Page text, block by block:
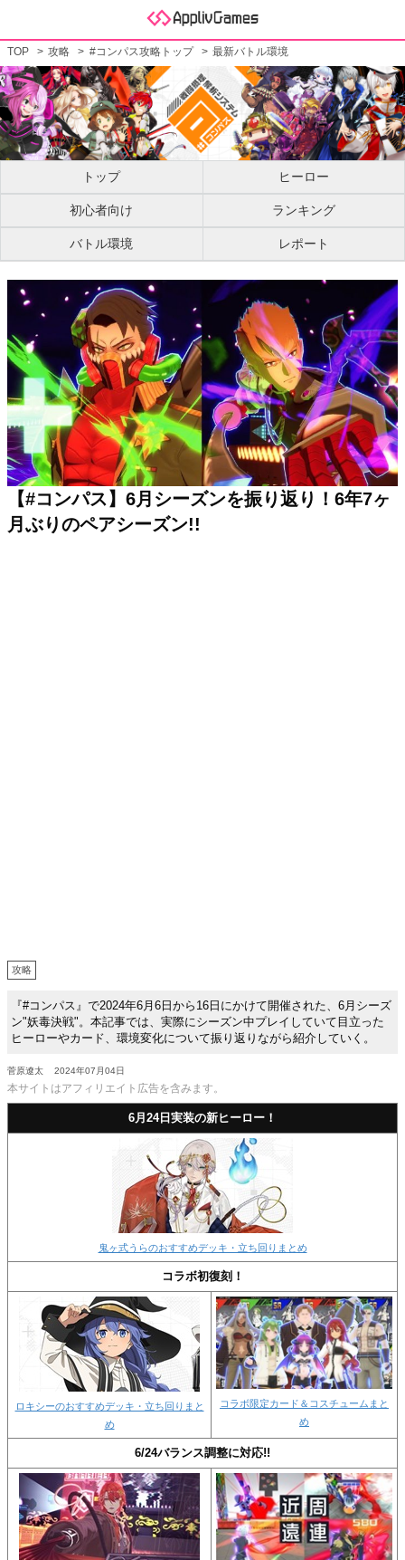
TOP 攻略 #コンパス攻略トップ 最新バトル環境
トップ ヒーロー
初心者向け ランキング
バトル環境 レポート
【#コンパス】6月シーズンを振り返り！6年7ヶ
月ぶりのペアシーズン!!
攻略
『#コンパス』で2024年6月6日から16日にかけて開催された、6月シーズ
ン"妖毒決戦"。本記事では、実際にシーズン中プレイしていて目立った
ヒーローやカード、環境変化について振り返りながら紹介していく。
菅原遼太 2024年07月04日
本サイトはアフィリエイト広告を含みます。
6月24日実装の新ヒーロー！
鬼ヶ式うらのおすすめデッキ・立ち回りまとめ
コラボ初復刻！
ロキシーのおすすめデッキ・立ち回りまと
め
コラボ限定カード＆コスチュームまと
め
6/24バランス調整に対応!!